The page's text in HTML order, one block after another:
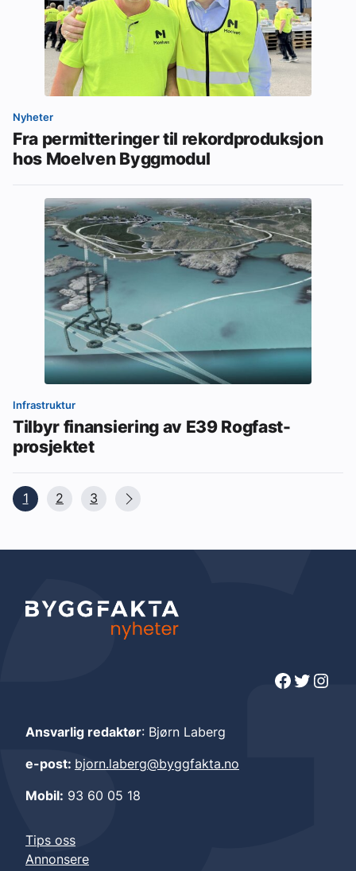
Nyheter
Fra permitteringer til rekordproduksjon
hos Moelven Byggmodul
Infrastruktur
Tilbyr finansiering av E39 Rogfast-
prosjektet
1 2 3
Facebook Twitter Instagram
Ansvarlig redaktør: Bjørn Laberg
e-post: bjorn.laberg@byggfakta.no
Mobil: 93 60 05 18
Tips oss
Annonsere